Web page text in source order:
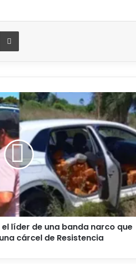
por correo electrónicoImprimir
líder de una banda narco que
cárcel de Resistencia